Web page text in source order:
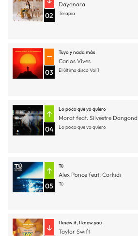
02
Dayanara
Terapia
03
Tuyo y nada más
Carlos Vives
El último disco Vol.1
04
Lo poco que yo quiero
Morat feat. Silvestre Dangond
Lo poco que yo quiero
05
Tú
Alex Ponce feat. Corkidi
Tú
I knew it, I knew you
Taylor Swift